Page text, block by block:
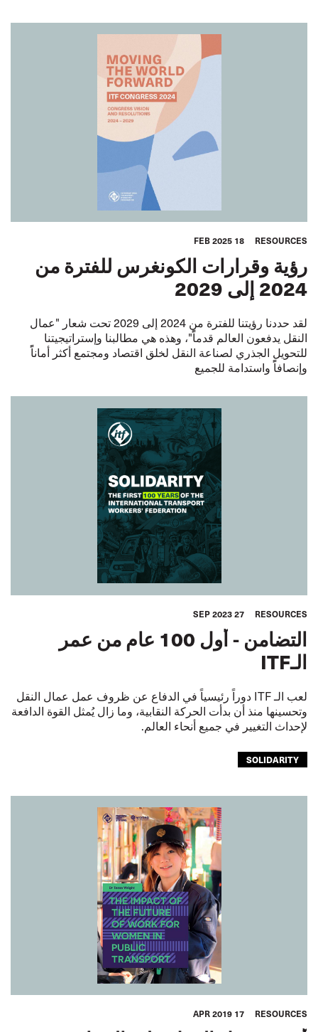
RESOURCES
18 FEB 2025
رؤية وقرارات الكونغرس للفترة من
2024 إلى 2029
لقد حددنا رؤيتنا للفترة من 2024 إلى 2029 تحت شعار "عمال
النقل يدفعون العالم قدماًً"، وهذه هي مطالبنا وإستراتيجيتنا
للتحويل الجذري لصناعة النقل لخلق اقتصاد ومجتمع أكثر أماناًً
وإنصافاًً واستدامة للجميع
RESOURCES
27 SEP 2023
التضامن - أول 100 عام من عمر
الـITF
لعب الـ ITF دوراً رئيسياً في الدفاع عن ظروف عمل عمال النقل
وتحسينها منذ أن بدأت الحركة النقابية، وما زال يُمثل القوة الدافعة
لإحداث التغيير في جميع أنحاء العالم.
SOLIDARITY
RESOURCES
17 APR 2019